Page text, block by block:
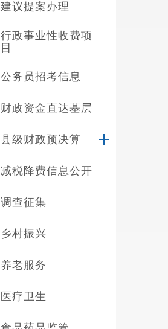
建议提案办理
行政事业性收费项
目
公务员招考信息
财政资金直达基层
县级财政预决算
减税降费信息公开
调查征集
乡村振兴
养老服务
医疗卫生